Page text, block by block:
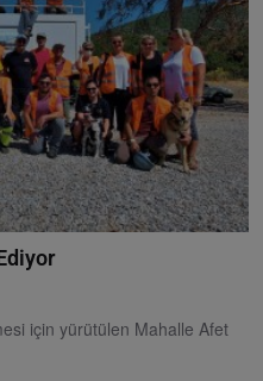
için yürütülen Mahalle Afet